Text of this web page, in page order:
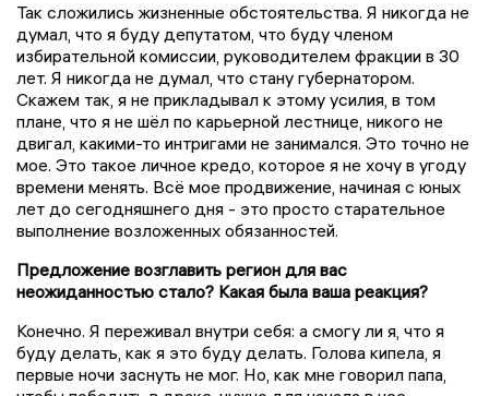
Так сложились жизненные обстоятельства. Я никогда не
думал, что я буду депутатом, что буду членом
избирательной комиссии, руководителем фракции в 30
лет. Я никогда не думал, что стану губернатором.
Скажем так, я не прикладывал к этому усилия, в том
плане, что я не шёл по карьерной лестнице, никого не
двигал, какими-то интригами не занимался. Это точно не
мое. Это такое личное кредо, которое я не хочу в угоду
времени менять. Всё мое продвижение, начиная с юных
лет до сегодняшнего дня - это просто старательное
выполнение возложенных обязанностей.
Предложение возглавить регион для вас
неожиданностью стало? Какая была ваша реакция?
Конечно. Я переживал внутри себя: а смогу ли я, что я
буду делать, как я это буду делать. Голова кипела, я
первые ночи заснуть не мог. Но, как мне говорил папа,